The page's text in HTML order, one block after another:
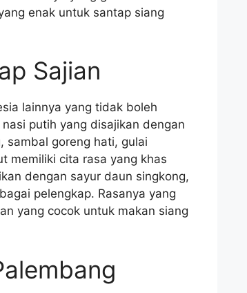
enak untuk santap siang
Sajian
lainnya yang tidak boleh
putih yang disajikan dengan
sambal goreng hati, gulai
memiliki cita rasa yang khas
dengan sayur daun singkong,
pelengkap. Rasanya yang
yang cocok untuk makan siang